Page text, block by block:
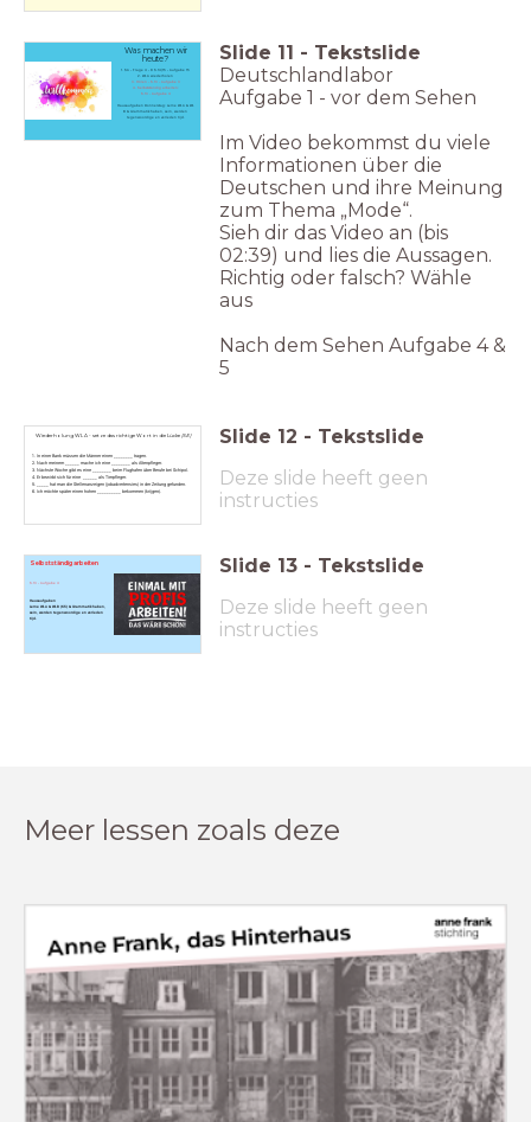
Was machen wir
heute?
1. SA - Frage 4 - 8 S.14/15 - Aufgabe 15
2. WL A wiederholen
3. Hören - S.13 - Aufgabe 3
4. Selbstständig arbeiten:
S.13 - Aufgabe 4
Hausaufgaben Donnerstag: Lerne WL A & WL
B & Grammatik haben, sein, werden
tegenwoordige en verleden tijd.
Slide 11 - Tekstslide
Deutschlandlabor
Aufgabe 1 - vor dem Sehen
Im Video bekommst du viele
Informationen über die
Deutschen und ihre Meinung
zum Thema „Mode“.
Sieh dir das Video an (bis
02:39) und lies die Aussagen.
Richtig oder falsch? Wähle
aus
Nach dem Sehen Aufgabe 4 &
5
Wiederholung WL A - setze das richtige Wort in die Lücke(SE)
1. In einer Bank müssen die Männer einen ________ tragen.
2. Nach meinem ______ mache ich eine ________ als Altenpfleger.
3. Nächste Woche gibt es eine ________ beim Flughafen über Berufe bei Schipol.
4. Er bewirbt sich für eine ______ als Tierpfleger.
5. _____ hat man die Stellenanzeigen (jobadvertensies) in der Zeitung gefunden.
6. Ich möchte später einen hohen __________ bekommen (krijgen).
Slide 12 - Tekstslide
Deze slide heeft geen
instructies
Selbstständig arbeiten
S.13 - Aufgabe 4
Hausaufgaben
Lerne WL A & WL B (K5) & Grammatik haben,
sein, werden tegenwoordige en verleden
tijd.
Slide 13 - Tekstslide
Deze slide heeft geen
instructies
Meer lessen zoals deze